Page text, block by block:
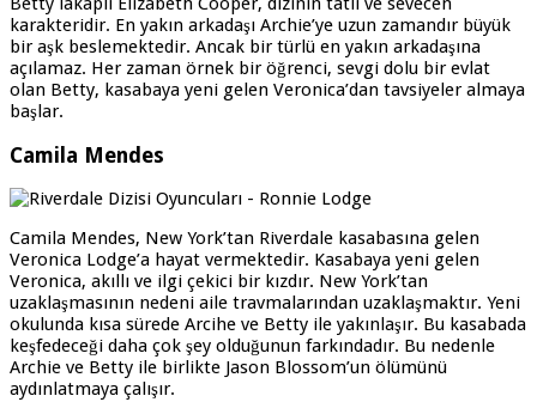
karakteridir. En yakın arkadaşı Archie’ye uzun zamandır büyük
bir aşk beslemektedir. Ancak bir türlü en yakın arkadaşına
açılamaz. Her zaman örnek bir öğrenci, sevgi dolu bir evlat
olan Betty, kasabaya yeni gelen Veronica’dan tavsiyeler almaya
başlar.
Camila Mendes
Camila Mendes, New York’tan Riverdale kasabasına gelen
Veronica Lodge’a hayat vermektedir. Kasabaya yeni gelen
Veronica, akıllı ve ilgi çekici bir kızdır. New York’tan
uzaklaşmasının nedeni aile travmalarından uzaklaşmaktır. Yeni
okulunda kısa sürede Arcihe ve Betty ile yakınlaşır. Bu kasabada
keşfedeceği daha çok şey olduğunun farkındadır. Bu nedenle
Archie ve Betty ile birlikte Jason Blossom’un ölümünü
aydınlatmaya çalışır.